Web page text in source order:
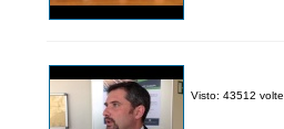
Visto: 43512 volte